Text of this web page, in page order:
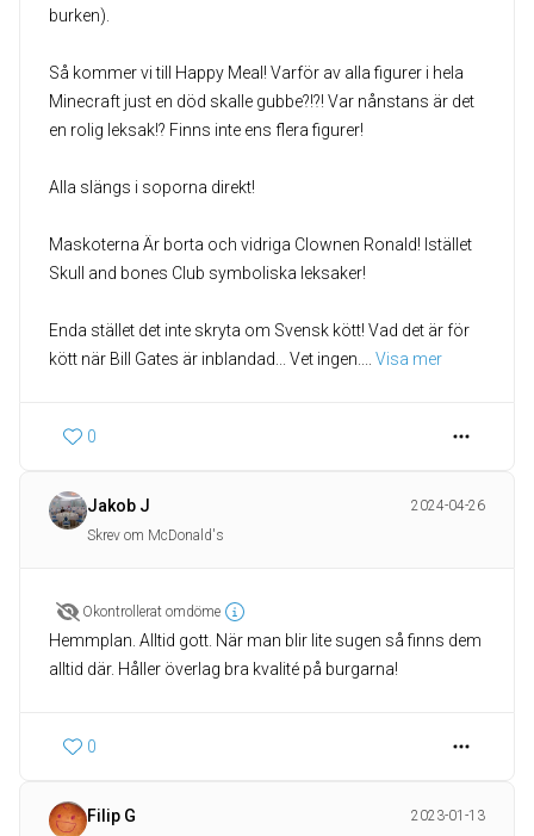
burken).
Så kommer vi till Happy Meal! Varför av alla figurer i hela
Minecraft just en död skalle gubbe?!?! Var nånstans är det
en rolig leksak!? Finns inte ens flera figurer!
Alla slängs i soporna direkt!
Maskoterna Är borta och vidriga Clownen Ronald! Istället
Skull and bones Club symboliska leksaker!
Enda stället det inte skryta om Svensk kött! Vad det är för
kött när Bill Gates är inblandad... Vet ingen.
Visa mer
0
Jakob J
2024-04-26
Skrev om McDonald's
Okontrollerat omdöme
Hemmplan. Alltid gott. När man blir lite sugen så finns dem
alltid där. Håller överlag bra kvalité på burgarna!
0
Filip G
2023-01-13